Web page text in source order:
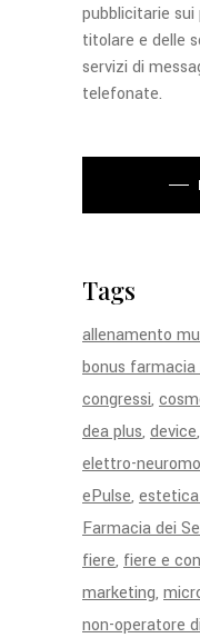
pubblicitarie
titolare e delle
servizi di
telefonate.
Tags
allenamento
bonus farmacia
congressi
dea plus device
elettro-
ePulse
Farmacia dei
fiere fiere e
marketing
non-operatore